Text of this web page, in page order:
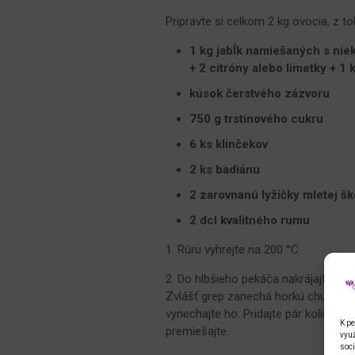
K
Pripravte si celkom 2 kg ovocia, z
1 kg jabĺk namiešaných s
+ 2 citróny alebo limetky + 1
kúsok čerstvého zázvoru
750 g trstinového cukru
6 ks klinčekov
2 ks badiánu
2 zarovnanú lyžičky mletej
2 dcl kvalitného rumu
1. Rúru vyhrejte na 200 °C.
2. Do hlbšieho pekáča nakrájajte
Zvlášť grep zanechá horkú chuť,
vynechajte ho. Pridajte pár koliesok
premiešajte.